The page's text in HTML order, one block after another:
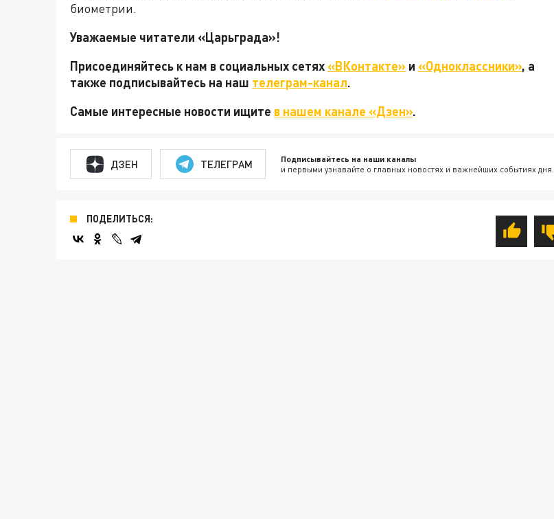
биометрии.
Уважаемые читатели «Царьграда»!
Присоединяйтесь к нам в социальных сетях«ВКонтакте» и «Одноклассники», а
также подписывайтесь на наш телеграм-канал.
Самые интересные новости ищите в нашем канале «Дзен».
ДЗЕН ТЕЛЕГРАМ Подписывайтесь на наши каналы
и первыми узнавайте о главных новостях и важнейших событиях дня.
ПОДЕЛИТЬСЯ: